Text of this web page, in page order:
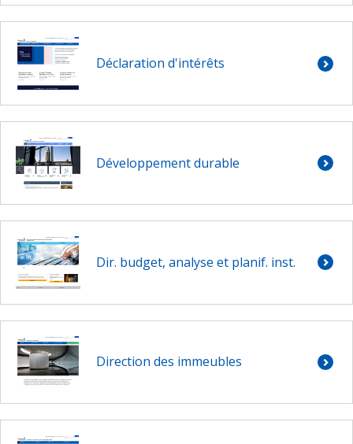
Déclaration d'intérêts
Développement durable
Dir. budget, analyse et planif. inst.
Direction des immeubles